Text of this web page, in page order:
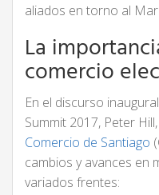
aliados en torno al
La
comercio
En el discurso
Summit 2017, Peter
Comercio de Santiago
cambios y avances en
variados frentes: